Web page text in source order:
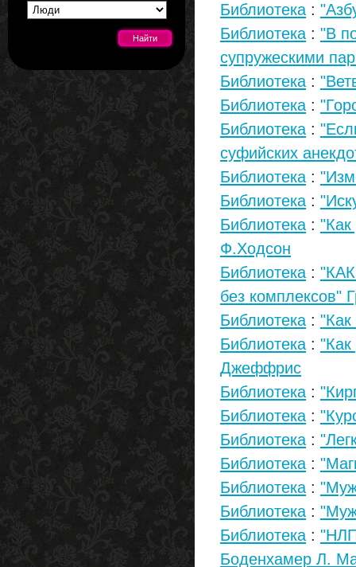
Библиотека :
Библиотека : "В
супружескими
Библиотека :
Библиотека :
Библиотека :
суфийских
Библиотека :
Библиотека :
Библиотека :
Ф.Ходсон
Библиотека :
без комплексов"
Библиотека : "Как
Библиотека : "Как
Джеффрис
Библиотека :
Библиотека :
Библиотека :
Библиотека :
Библиотека :
Библиотека :
Библиотека :
Боденхамер Л.